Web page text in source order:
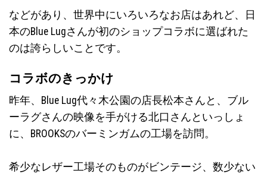
などがあり、世界中にいろいろなお店はあれど、日
本のBlue Lugさんが初のショップコラボに選ばれた
のは誇らしいことです。
コラボのきっかけ
昨年、Blue Lug代々木公園の店長松本さんと、ブル
ーラグさんの映像を手がける北口さんといっしょ
に、BROOKSのバーミンガムの工場を訪問。
希少なレザー工場そのものがビンテージ、数少ない